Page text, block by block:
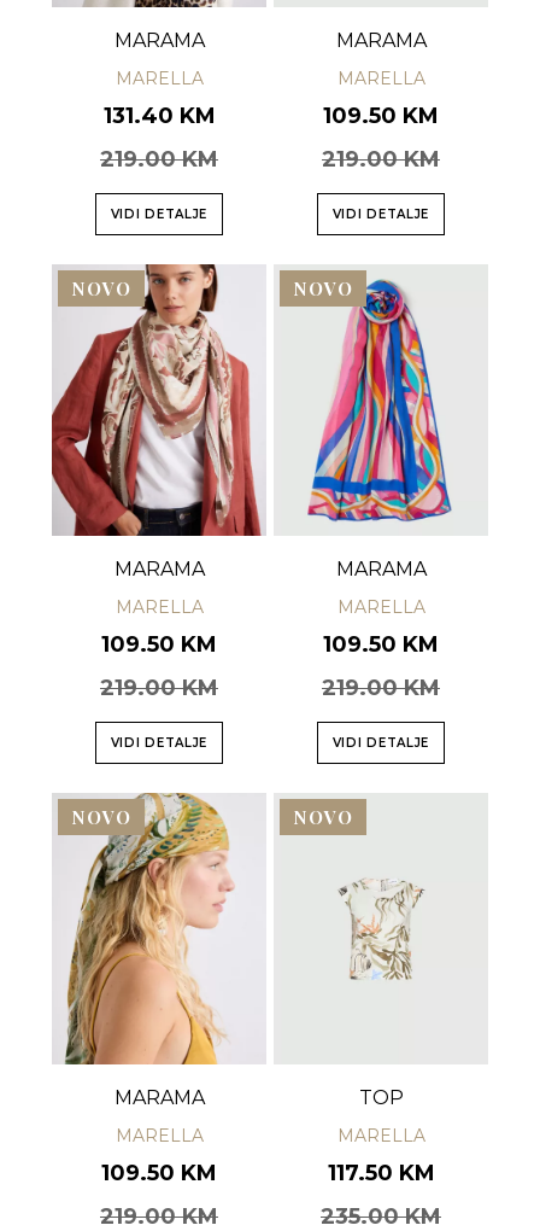
MARAMA
MARELLA
131.40 KM
219.00 KM
VIDI DETALJE
MARAMA
MARELLA
109.50 KM
219.00 KM
VIDI DETALJE
NOVO
MARAMA
MARELLA
109.50 KM
219.00 KM
VIDI DETALJE
NOVO
MARAMA
MARELLA
109.50 KM
219.00 KM
VIDI DETALJE
NOVO
MARAMA
MARELLA
109.50 KM
219.00 KM
NOVO
TOP
MARELLA
117.50 KM
235.00 KM